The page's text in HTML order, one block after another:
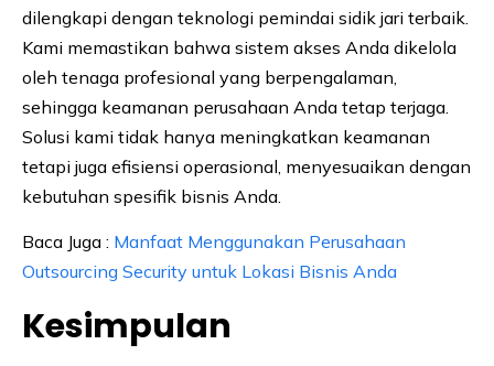
dilengkapi dengan teknologi pemindai sidik jari terbaik.
Kami memastikan bahwa sistem akses Anda dikelola
oleh tenaga profesional yang berpengalaman,
sehingga keamanan perusahaan Anda tetap terjaga.
Solusi kami tidak hanya meningkatkan keamanan
tetapi juga efisiensi operasional, menyesuaikan dengan
kebutuhan spesifik bisnis Anda.
Baca Juga : Manfaat Menggunakan Perusahaan
Outsourcing Security untuk Lokasi Bisnis Anda
Kesimpulan